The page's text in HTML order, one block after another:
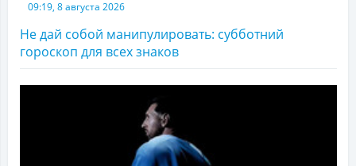
09:19, 8 августа 2026
Не дай собой манипулировать: субботний
гороскоп для всех знаков